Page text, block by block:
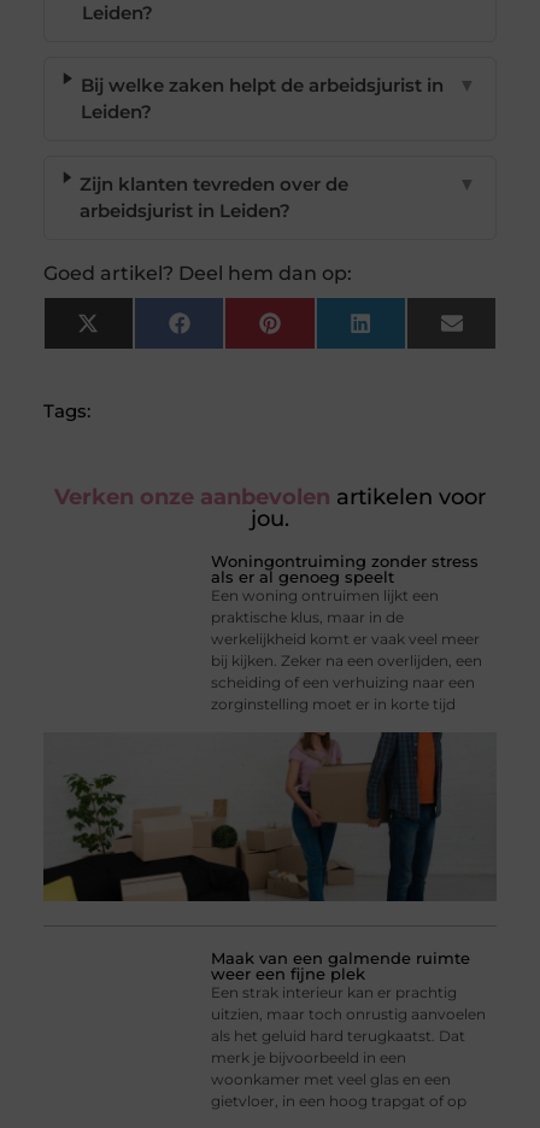
Leiden?
Bij welke zaken helpt de arbeidsjurist in
Leiden?
▼
Zijn klanten tevreden over de
arbeidsjurist in Leiden?
▼
Goed artikel? Deel hem dan op:
X
(Twitter)
FacebookPinterest LinkedIn Email
Tags:
Verken onze aanbevolen artikelen voor
jou.
Woningontruiming zonder stress
als er al genoeg speelt
Een woning ontruimen lijkt een
praktische klus, maar in de
werkelijkheid komt er vaak veel meer
bij kijken. Zeker na een overlijden, een
scheiding of een verhuizing naar een
zorginstelling moet er in korte tijd
Maak van een galmende ruimte
weer een fijne plek
Een strak interieur kan er prachtig
uitzien, maar toch onrustig aanvoelen
als het geluid hard terugkaatst. Dat
merk je bijvoorbeeld in een
woonkamer met veel glas en een
gietvloer, in een hoog trapgat of op